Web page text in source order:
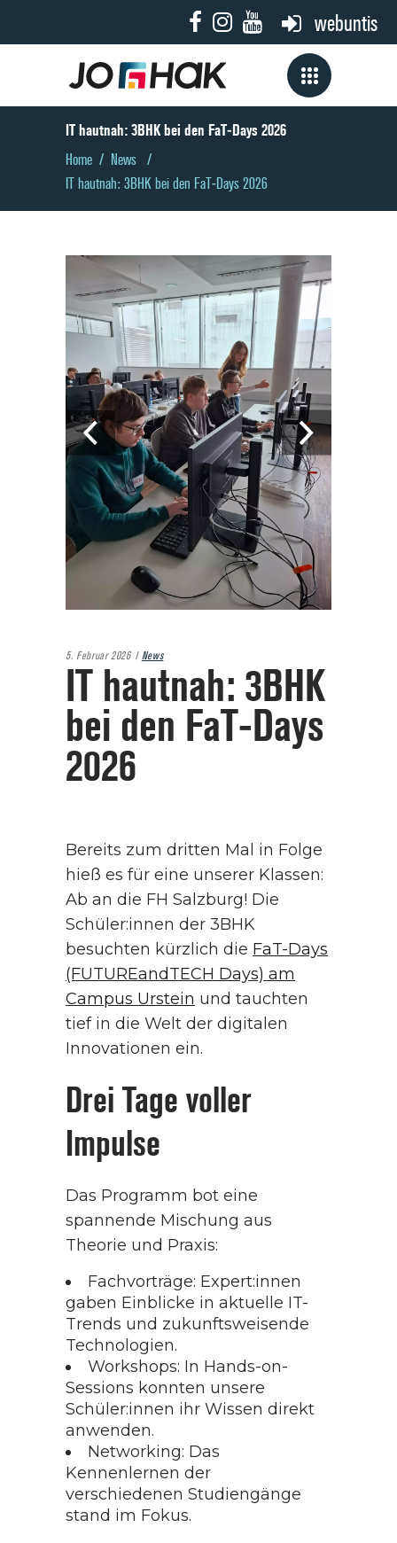
webuntis
IT hautnah: 3BHK bei den FaT‑Days 2026
Home / News /
IT hautnah: 3BHK bei den FaT‑Days 2026
5. Februar 2026 News
IT hautnah: 3BHK
bei den FaT‑Days
2026
Bereits zum dritten Mal in Folge
hieß es für eine unserer Klassen:
Ab an die FH Salzburg! Die
Schüler:innen der 3BHK
besuchten kürzlich die FaT-Days
(FUTUREandTECH Days) am
Campus Urstein und tauchten
tief in die Welt der digitalen
Innovationen ein.
Drei Tage voller
Impulse
Das Programm bot eine
spannende Mischung aus
Theorie und Praxis:
Fachvorträge: Expert:innen
gaben Einblicke in aktuelle IT-
Trends und zukunftsweisende
Technologien.
Workshops: In Hands-on-
Sessions konnten unsere
Schüler:innen ihr Wissen direkt
anwenden.
Networking: Das
Kennenlernen der
verschiedenen Studiengänge
stand im Fokus.